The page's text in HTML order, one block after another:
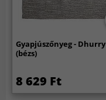
Gyapjúszőnyeg - Dhurry
(bézs)
8 629 Ft